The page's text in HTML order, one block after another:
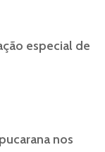
especial de
nos